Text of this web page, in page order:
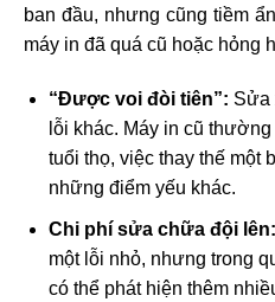
ban đầu, nhưng cũng tiềm
máy in đã quá cũ hoặc hỏng
“Được voi đòi tiên”: Sửa
lỗi khác. Máy in cũ
tuổi thọ, việc thay thế một
những điểm yếu khác.
Chi phí sửa chữa đội lên:
một lỗi nhỏ, nhưng trong
có thể phát hiện thêm